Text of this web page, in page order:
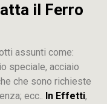
il Ferro
assunti come:
speciale, acciaio
che sono richieste
ecc.. In Effetti,